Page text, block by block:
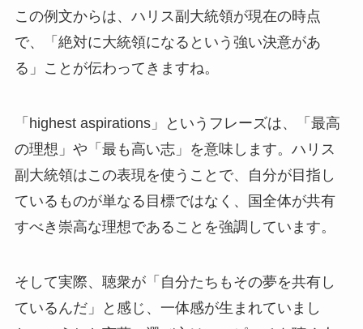
この例文からは、ハリス副大統領が現在の時点
で、「絶対に大統領になるという強い決意があ
る」ことが伝わってきますね。
「highest aspirations」というフレーズは、「最高
の理想」や「最も高い志」を意味します。ハリス
副大統領はこの表現を使うことで、自分が目指し
ているものが単なる目標ではなく、国全体が共有
すべき崇高な理想であることを強調しています。
そして実際、聴衆が「自分たちもその夢を共有し
ているんだ」と感じ、一体感が生まれていまし